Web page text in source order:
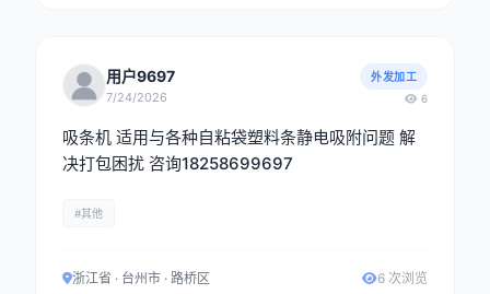
用户9697
7/24/2026
外发加工
6
吸条机 适用与各种自粘袋塑料条静电吸附问题 解
决打包困扰 咨询18258699697
#其他
浙江省 · 台州市 · 路桥区 6 次浏览